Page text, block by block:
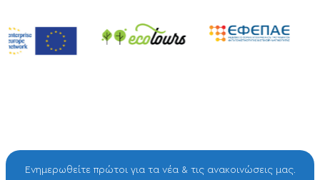
Ενημερωθείτε πρώτοι για τα νέα & τις ανακοινώσεις μας.